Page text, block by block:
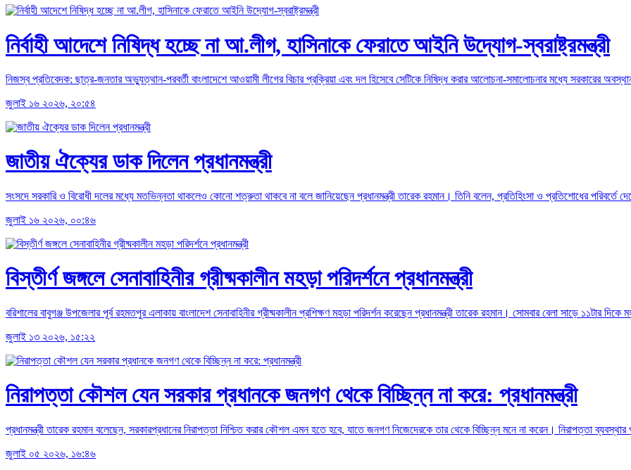
নির্বাহী আদেশে নিষিদ্ধ হচ্ছে না আ.লীগ, হাসিনাকে ফেরাতে আইনি উদ্যোগ-স্বরাষ্ট্রমন্ত্রী
নিজস্ব প্রতিবেদক: ছাত্র-জনতার অভ্যুত্থান-পরবর্তী বাংলাদেশে আওয়ামী লীগের বিচার প্রক্রিয়া এবং দল হিসেবে সেটিকে নিষিদ্ধ করার আলোচনা-সমালোচনার মধ্যে সরকারের
জুলাই ১৬ ২০২৬, ২০:৫৪
জাতীয় ঐক্যের ডাক দিলেন প্রধানমন্ত্রী
সংসদে সরকারি ও বিরোধী দলের মধ্যে মতভিন্নতা থাকলেও কোনো শত্রুতা থাকবে না বলে জানিয়েছেন প্রধানমন্ত্রী তারেক রহমান। তিনি বলেন, প্রতিহিংসা ও প্রতিশোধের পরিবর্তে
জুলাই ১৬ ২০২৬, ০০:৪৬
বিস্তীর্ণ জঙ্গলে সেনাবাহিনীর গ্রীষ্মকালীন মহড়া পরিদর্শনে প্রধানমন্ত্রী
বরিশালের বাবুগঞ্জ উপজেলার পূর্ব রহমতপুর এলাকায় বাংলাদেশ সেনাবাহিনীর গ্রীষ্মকালীন প্রশিক্ষণ মহড়া পরিদর্শন করেছেন প্রধানমন্ত্রী তারেক রহমান। সোমবার বেলা সাড়ে ১১টার
জুলাই ১৩ ২০২৬, ১৫:২২
নিরাপত্তা কৌশল যেন সরকার প্রধানকে জনগণ থেকে বিচ্ছিন্ন না করে: প্রধানমন্ত্রী
প্রধানমন্ত্রী তারেক রহমান বলেছেন, সরকারপ্রধানের নিরাপত্তা নিশ্চিত করার কৌশল এমন হতে হবে, যাতে জনগণ নিজেদেরকে তার থেকে বিচ্ছিন্ন মনে না করেন। নিরাপত্তা ব্যবস্থার
জুলাই ০৫ ২০২৬, ১৬:৪৬